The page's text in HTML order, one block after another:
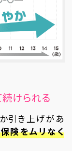
けられる
引き上げがあ
険をムリなく